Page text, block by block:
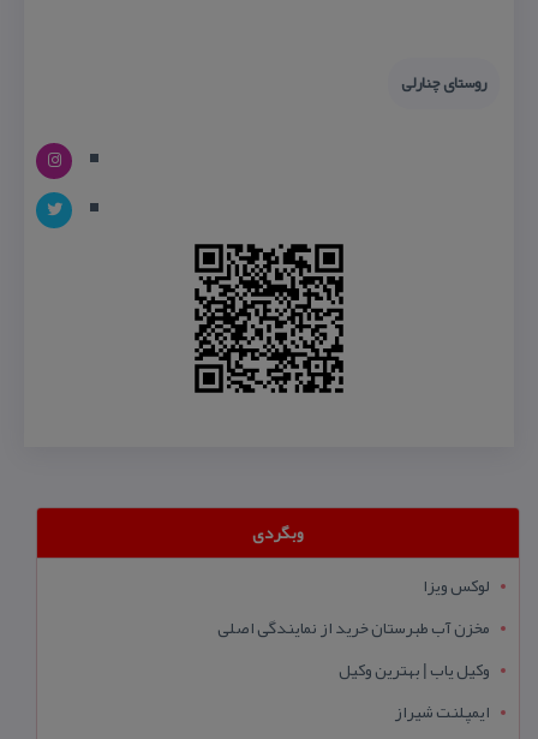
روستای چنارلی
وبگردی
لوکس ویزا
مخزن آب طبرستان خرید از نمایندگی اصلی
وکیل یاب | بهترین وکیل
ایمپلنت شیراز